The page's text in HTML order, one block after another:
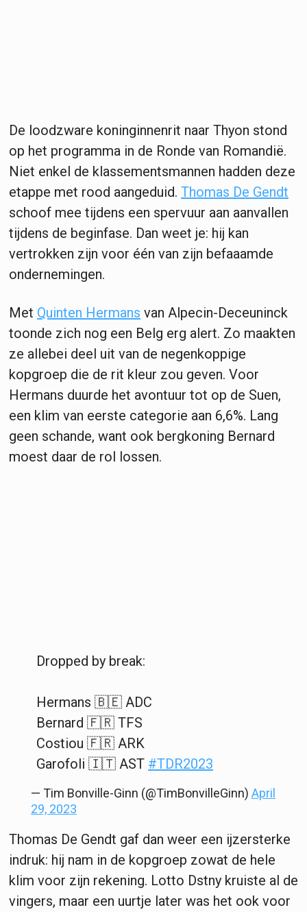
De loodzware koninginnenrit naar Thyon stond
op het programma in de Ronde van Romandië.
Niet enkel de klassementsmannen hadden deze
etappe met rood aangeduid. Thomas De Gendt
schoof mee tijdens een spervuur aan aanvallen
tijdens de beginfase. Dan weet je: hij kan
vertrokken zijn voor één van zijn befaaamde
ondernemingen.
Met Quinten Hermans van Alpecin-Deceuninck
toonde zich nog een Belg erg alert. Zo maakten
ze allebei deel uit van de negenkoppige
kopgroep die de rit kleur zou geven. Voor
Hermans duurde het avontuur tot op de Suen,
een klim van eerste categorie aan 6,6%. Lang
geen schande, want ook bergkoning Bernard
moest daar de rol lossen.
Dropped by break:
Hermans 🇧🇪 ADC
Bernard 🇫🇷 TFS
Costiou 🇫🇷 ARK
Garofoli 🇮🇹 AST #TDR2023
— Tim Bonville-Ginn (@TimBonvilleGinn) April
29, 2023
Thomas De Gendt gaf dan weer een ijzersterke
indruk: hij nam in de kopgroep zowat de hele
klim voor zijn rekening. Lotto Dstny kruiste al de
vingers, maar een uurtje later was het ook voor